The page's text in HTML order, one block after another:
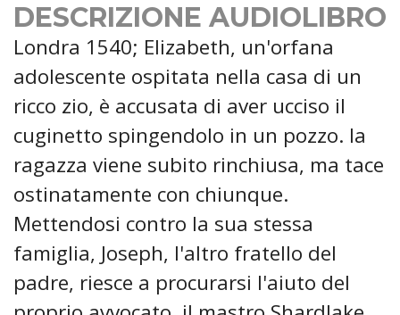
DESCRIZIONE AUDIOLIBRO
Londra 1540; Elizabeth, un'orfana
adolescente ospitata nella casa di un
ricco zio, è accusata di aver ucciso il
cuginetto spingendolo in un pozzo. la
ragazza viene subito rinchiusa, ma tace
ostinatamente con chiunque.
Mettendosi contro la sua stessa
famiglia, Joseph, l'altro fratello del
padre, riesce a procurarsi l'aiuto del